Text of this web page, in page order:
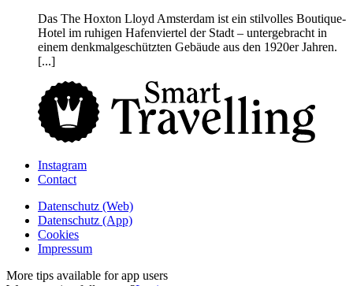
Das The Hoxton Lloyd Amsterdam ist ein stilvolles Boutique-
Hotel im ruhigen Hafenviertel der Stadt – untergebracht in
einem denkmalgeschützten Gebäude aus den 1920er Jahren.
[...]
Instagram
Contact
Daten­schutz­ (Web)
Daten­schutz­ (App)
Cookies
Impressum
More tips available for app users